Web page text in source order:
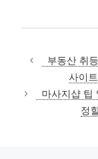
부동산 취
사이
마사지샵 팁
정